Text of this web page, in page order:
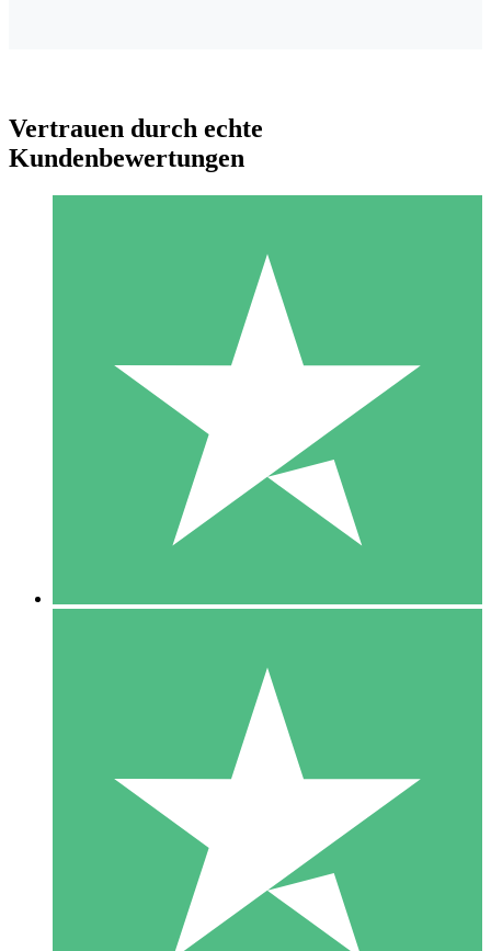
Individuelle Credit-Pakete
Zahlen Sie nach Bedarf mit Download-Credits. Keine
monatliche Verpflichtung erforderlich.
10 00
10 Downloads
20 00
Vertrauen durch echte
Kundenbewertungen